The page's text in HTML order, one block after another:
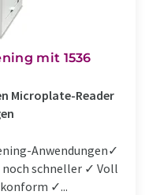
mit 1536
Microplate-Reader
Anwendungen✓
noch schneller ✓ Voll
✓...